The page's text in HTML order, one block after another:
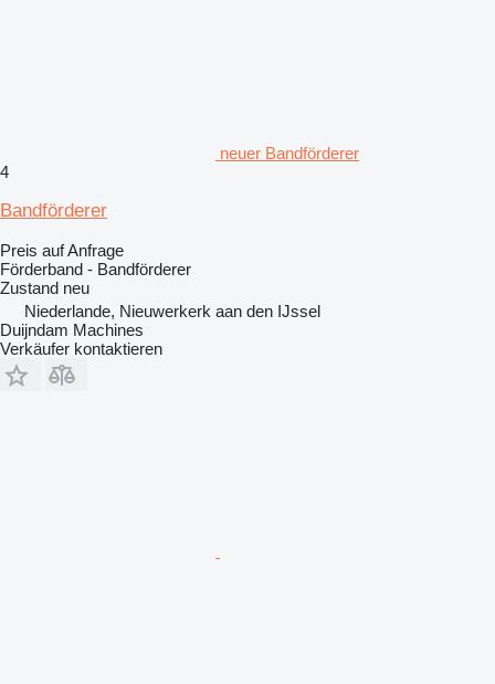
neuer Bandförderer
4
Bandförderer
Preis auf Anfrage
Förderband - Bandförderer
Zustand neu
Niederlande, Nieuwerkerk aan den IJssel
Duijndam Machines
Verkäufer kontaktieren